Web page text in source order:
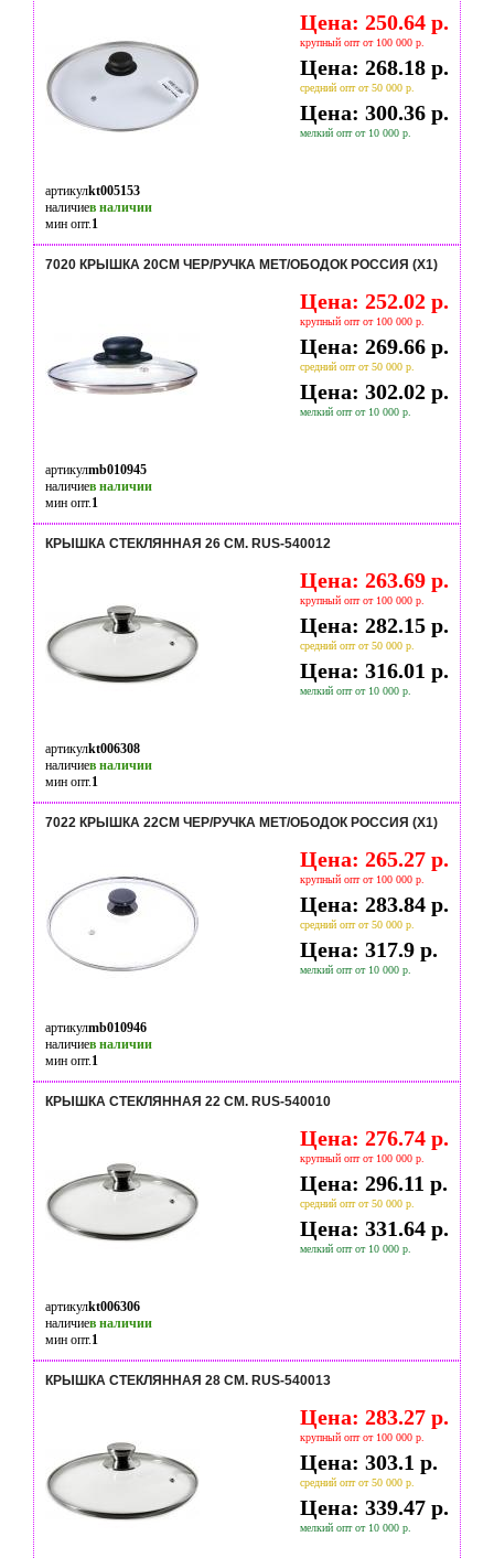
Цена: 250.64 р.
крупный опт от 100 000 р.
Цена: 268.18 р.
средний опт от 50 000 р.
Цена: 300.36 р.
мелкий опт от 10 000 р.
артикулkt005153
наличиев наличии
мин опт.1
7020 КРЫШКА 20СМ ЧЕР/РУЧКА МЕТ/ОБОДОК РОССИЯ (Х1)
Цена: 252.02 р.
крупный опт от 100 000 р.
Цена: 269.66 р.
средний опт от 50 000 р.
Цена: 302.02 р.
мелкий опт от 10 000 р.
артикулmb010945
наличиев наличии
мин опт.1
КРЫШКА СТЕКЛЯННАЯ 26 СМ. RUS-540012
Цена: 263.69 р.
крупный опт от 100 000 р.
Цена: 282.15 р.
средний опт от 50 000 р.
Цена: 316.01 р.
мелкий опт от 10 000 р.
артикулkt006308
наличиев наличии
мин опт.1
7022 КРЫШКА 22СМ ЧЕР/РУЧКА МЕТ/ОБОДОК РОССИЯ (Х1)
Цена: 265.27 р.
крупный опт от 100 000 р.
Цена: 283.84 р.
средний опт от 50 000 р.
Цена: 317.9 р.
мелкий опт от 10 000 р.
артикулmb010946
наличиев наличии
мин опт.1
КРЫШКА СТЕКЛЯННАЯ 22 СМ. RUS-540010
Цена: 276.74 р.
крупный опт от 100 000 р.
Цена: 296.11 р.
средний опт от 50 000 р.
Цена: 331.64 р.
мелкий опт от 10 000 р.
артикулkt006306
наличиев наличии
мин опт.1
КРЫШКА СТЕКЛЯННАЯ 28 СМ. RUS-540013
Цена: 283.27 р.
крупный опт от 100 000 р.
Цена: 303.1 р.
средний опт от 50 000 р.
Цена: 339.47 р.
мелкий опт от 10 000 р.